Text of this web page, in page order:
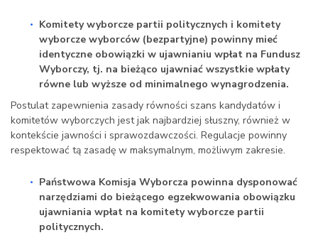
Komitety wyborcze partii politycznych i komitety
wyborcze wyborców (bezpartyjne) powinny mieć
identyczne obowiązki w ujawnianiu wpłat na Fundusz
Wyborczy, tj. na bieżąco ujawniać wszystkie wpłaty
równe lub wyższe od minimalnego wynagrodzenia.
Postulat zapewnienia zasady równości szans kandydatów i
komitetów wyborczych jest jak najbardziej słuszny, również w
kontekście jawności i sprawozdawczości. Regulacje powinny
respektować tą zasadę w maksymalnym, możliwym zakresie.
Państwowa Komisja Wyborcza powinna dysponować
narzędziami do bieżącego egzekwowania obowiązku
ujawniania wpłat na komitety wyborcze partii
politycznych.